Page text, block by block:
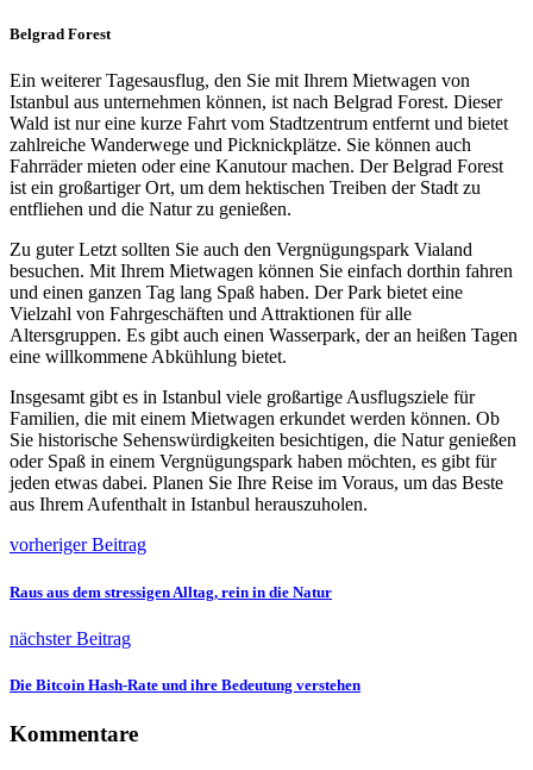
Belgrad Forest
Ein weiterer Tagesausflug, den Sie mit Ihrem Mietwagen von
Istanbul aus unternehmen können, ist nach Belgrad Forest. Dieser
Wald ist nur eine kurze Fahrt vom Stadtzentrum entfernt und bietet
zahlreiche Wanderwege und Picknickplätze. Sie können auch
Fahrräder mieten oder eine Kanutour machen. Der Belgrad Forest
ist ein großartiger Ort, um dem hektischen Treiben der Stadt zu
entfliehen und die Natur zu genießen.
Zu guter Letzt sollten Sie auch den Vergnügungspark Vialand
besuchen. Mit Ihrem Mietwagen können Sie einfach dorthin fahren
und einen ganzen Tag lang Spaß haben. Der Park bietet eine
Vielzahl von Fahrgeschäften und Attraktionen für alle
Altersgruppen. Es gibt auch einen Wasserpark, der an heißen Tagen
eine willkommene Abkühlung bietet.
Insgesamt gibt es in Istanbul viele großartige Ausflugsziele für
Familien, die mit einem Mietwagen erkundet werden können. Ob
Sie historische Sehenswürdigkeiten besichtigen, die Natur genießen
oder Spaß in einem Vergnügungspark haben möchten, es gibt für
jeden etwas dabei. Planen Sie Ihre Reise im Voraus, um das Beste
aus Ihrem Aufenthalt in Istanbul herauszuholen.
vorheriger Beitrag
Raus aus dem stressigen Alltag, rein in die Natur
nächster Beitrag
Die Bitcoin Hash-Rate und ihre Bedeutung verstehen
Kommentare